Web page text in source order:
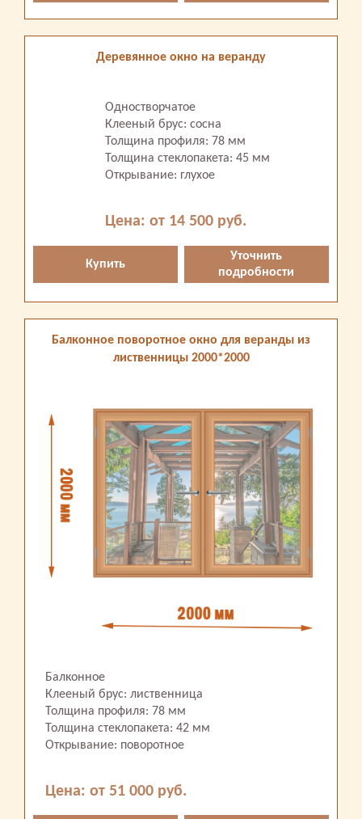
Деревянное окно на веранду
Одностворчатое
Клееный брус: сосна
Толщина профиля: 78 мм
Толщина стеклопакета: 45 мм
Открывание: глухое
Цена: от 14 500 руб.
Купить
Уточнить
подробности
Балконное поворотное окно для веранды из
лиственницы 2000*2000
Балконное
Клееный брус: лиственница
Толщина профиля: 78 мм
Толщина стеклопакета: 42 мм
Открывание: поворотное
Цена: от 51 000 руб.